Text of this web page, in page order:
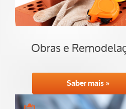
Obras e
Saber mais »